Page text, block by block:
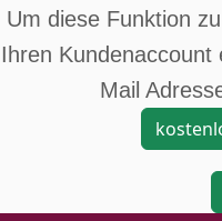
Um diese Funktion
Ihren Kundenaccount
Mail